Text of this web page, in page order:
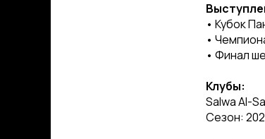
• Кубок
•
• Финал
Клубы:
Salwa Al-
Сезон: